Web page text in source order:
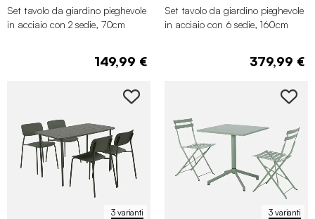
Set tavolo da giardino pieghevole
in acciaio con 2 sedie, 70cm
149,99 €
Set tavolo da giardino pieghevole
in acciaio con 6 sedie, 160cm
379,99 €
3 varianti 3 varianti